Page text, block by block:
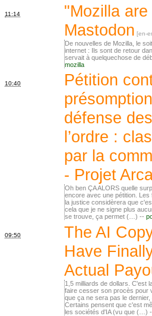
11:14
"Mozilla
Mastodon
De nouvelles de Mozilla, le
internet : Ils sont de retour
servait à quelquechose de
mozilla
10:40
Pétition
défense
l’ordre :
par la
- Projet
Oh ben ÇA ALORS quelle
encore avec une pétition.
la justice considèrera que
cela que je ne signe plus
se trouve, ça permet (…) --
09:50
The AI
Have
Actual
1,5 milliards de dollars. C'est
faire cesser son procès pour
que ça ne sera pas le
Certains pensent que c'est
les sociétés d'IA (vu que (…)